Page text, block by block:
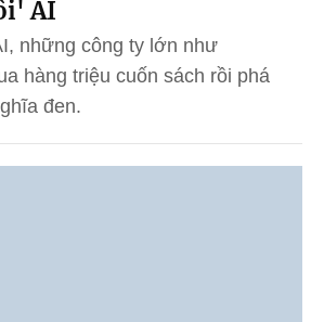
AI
những công ty lớn như
hàng triệu cuốn sách rồi phá
đen.